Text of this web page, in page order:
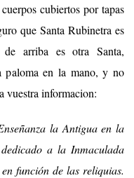
cubiertos por tapas
que Santa Rubinetra es
arriba es otra Santa,
paloma en la mano, y no
vuestra informacion:
la Antigua en la
a la Inmaculada
función de las reliquias.